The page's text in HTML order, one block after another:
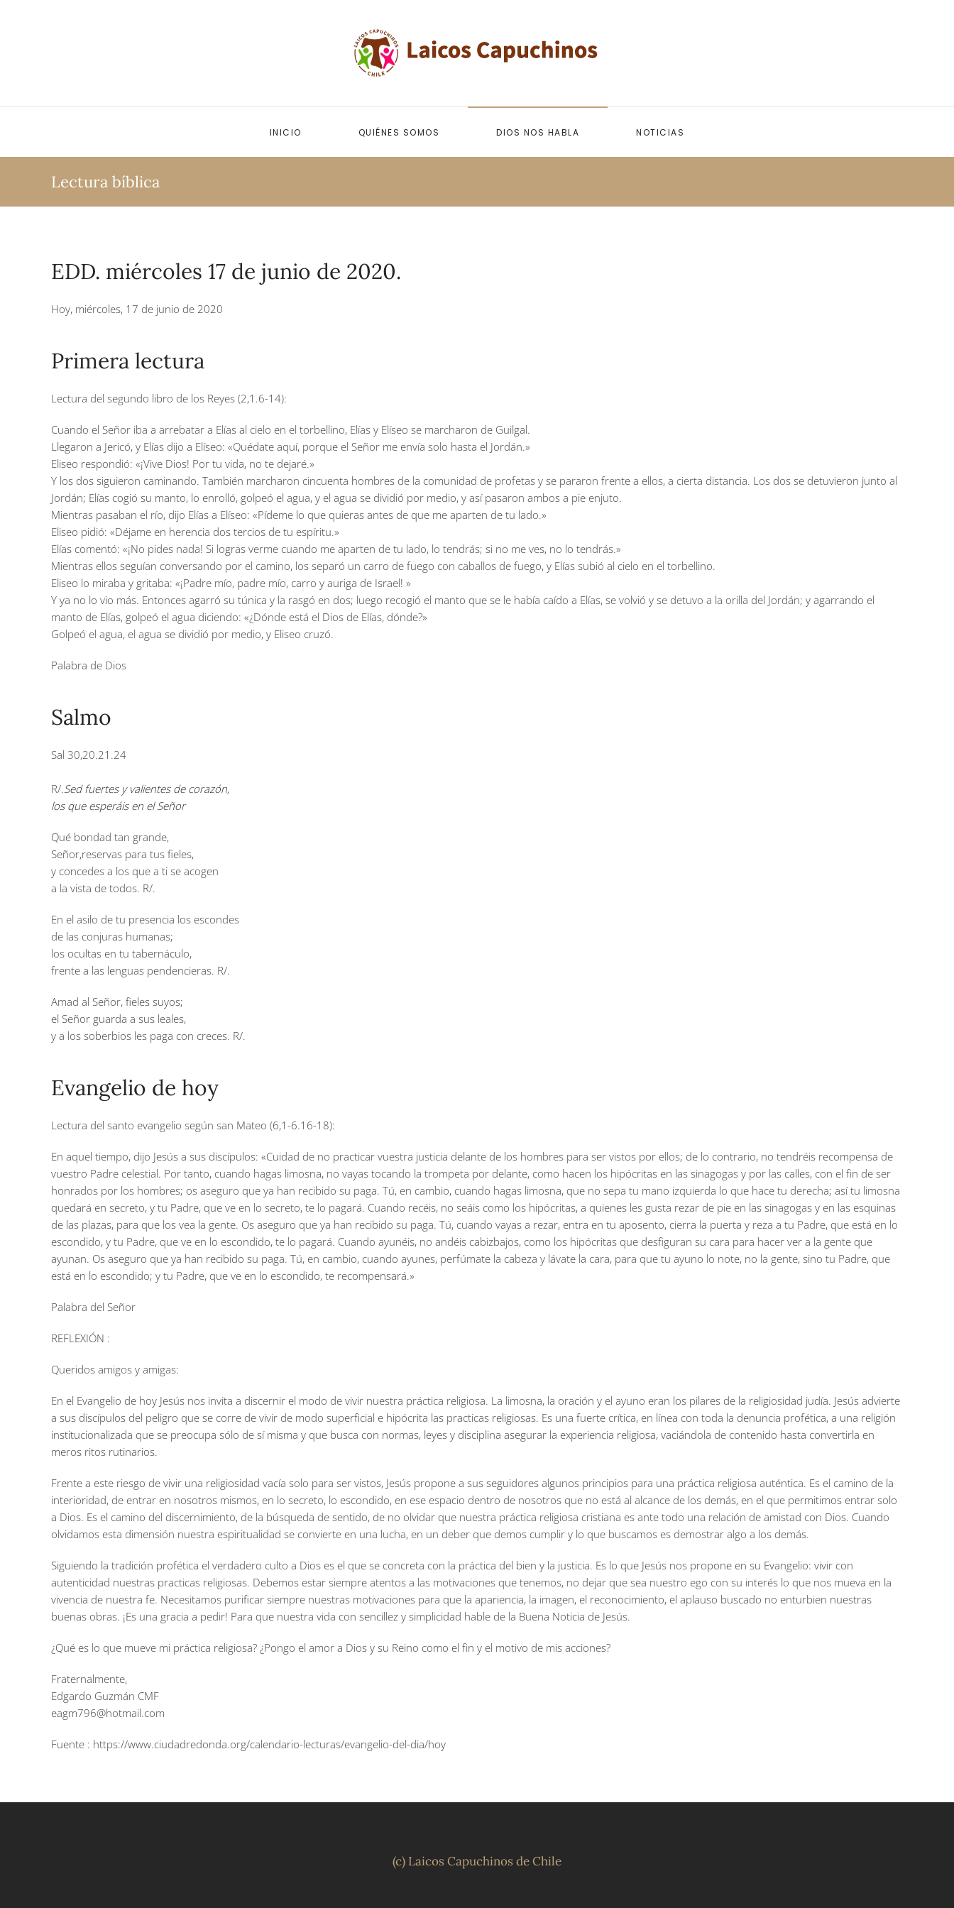
INICIO QUIÉNES SOMOS DIOS NOS HABLA NOTICIAS
Lectura bíblica
EDD. miércoles 17 de junio de 2020.
Hoy, miércoles, 17 de junio de 2020
Primera lectura
Lectura del segundo libro de los Reyes (2,1.6-14):
Cuando el Señor iba a arrebatar a Elías al cielo en el torbellino, Elías y Elíseo se marcharon de Guilgal.
Llegaron a Jericó, y Elías dijo a Elíseo: «Quédate aquí, porque el Señor me envía solo hasta el Jordán.»
Eliseo respondió: «¡Vive Dios! Por tu vida, no te dejaré.»
Y los dos siguieron caminando. También marcharon cincuenta hombres de la comunidad de profetas y se pararon frente a ellos, a cierta distancia. Los dos se detuvieron junto al
Jordán; Elías cogió su manto, lo enrolló, golpeó el agua, y el agua se dividió por medio, y así pasaron ambos a pie enjuto.
Mientras pasaban el río, dijo Elías a Elíseo: «Pídeme lo que quieras antes de que me aparten de tu lado.»
Eliseo pidió: «Déjame en herencia dos tercios de tu espíritu.»
Elías comentó: «¡No pides nada! Si logras verme cuando me aparten de tu lado, lo tendrás; si no me ves, no lo tendrás.»
Mientras ellos seguían conversando por el camino, los separó un carro de fuego con caballos de fuego, y Elías subió al cielo en el torbellino.
Eliseo lo miraba y gritaba: «¡Padre mío, padre mío, carro y auriga de Israel! »
Y ya no lo vio más. Entonces agarró su túnica y la rasgó en dos; luego recogió el manto que se le había caído a Elías, se volvió y se detuvo a la orilla del Jordán; y agarrando el
manto de Elías, golpeó el agua diciendo: «¿Dónde está el Dios de Elías, dónde?»
Golpeó el agua, el agua se dividió por medio, y Eliseo cruzó.
Palabra de Dios
Salmo
Sal 30,20.21.24
R/.Sed fuertes y valientes de corazón,
los que esperáis en el Señor
Qué bondad tan grande,
Señor,reservas para tus fieles,
y concedes a los que a ti se acogen
a la vista de todos. R/.
En el asilo de tu presencia los escondes
de las conjuras humanas;
los ocultas en tu tabernáculo,
frente a las lenguas pendencieras. R/.
Amad al Señor, fieles suyos;
el Señor guarda a sus leales,
y a los soberbios les paga con creces. R/.
Evangelio de hoy
Lectura del santo evangelio según san Mateo (6,1-6.16-18):
En aquel tiempo, dijo Jesús a sus discípulos: «Cuidad de no practicar vuestra justicia delante de los hombres para ser vistos por ellos; de lo contrario, no tendréis recompensa de
vuestro Padre celestial. Por tanto, cuando hagas limosna, no vayas tocando la trompeta por delante, como hacen los hipócritas en las sinagogas y por las calles, con el fin de ser
honrados por los hombres; os aseguro que ya han recibido su paga. Tú, en cambio, cuando hagas limosna, que no sepa tu mano izquierda lo que hace tu derecha; así tu limosna
quedará en secreto, y tu Padre, que ve en lo secreto, te lo pagará. Cuando recéis, no seáis como los hipócritas, a quienes les gusta rezar de pie en las sinagogas y en las esquinas
de las plazas, para que los vea la gente. Os aseguro que ya han recibido su paga. Tú, cuando vayas a rezar, entra en tu aposento, cierra la puerta y reza a tu Padre, que está en lo
escondido, y tu Padre, que ve en lo escondido, te lo pagará. Cuando ayunéis, no andéis cabizbajos, como los hipócritas que desfiguran su cara para hacer ver a la gente que
ayunan. Os aseguro que ya han recibido su paga. Tú, en cambio, cuando ayunes, perfúmate la cabeza y lávate la cara, para que tu ayuno lo note, no la gente, sino tu Padre, que
está en lo escondido; y tu Padre, que ve en lo escondido, te recompensará.»
Palabra del Señor
REFLEXIÓN :
Queridos amigos y amigas:
En el Evangelio de hoy Jesús nos invita a discernir el modo de vivir nuestra práctica religiosa. La limosna, la oración y el ayuno eran los pilares de la religiosidad judía. Jesús advierte
a sus discípulos del peligro que se corre de vivir de modo superficial e hipócrita las practicas religiosas. Es una fuerte crítica, en línea con toda la denuncia profética, a una religión
institucionalizada que se preocupa sólo de sí misma y que busca con normas, leyes y disciplina asegurar la experiencia religiosa, vaciándola de contenido hasta convertirla en
meros ritos rutinarios.
Frente a este riesgo de vivir una religiosidad vacía solo para ser vistos, Jesús propone a sus seguidores algunos principios para una práctica religiosa auténtica. Es el camino de la
interioridad, de entrar en nosotros mismos, en lo secreto, lo escondido, en ese espacio dentro de nosotros que no está al alcance de los demás, en el que permitimos entrar solo
a Dios. Es el camino del discernimiento, de la búsqueda de sentido, de no olvidar que nuestra práctica religiosa cristiana es ante todo una relación de amistad con Dios. Cuando
olvidamos esta dimensión nuestra espiritualidad se convierte en una lucha, en un deber que demos cumplir y lo que buscamos es demostrar algo a los demás.
Siguiendo la tradición profética el verdadero culto a Dios es el que se concreta con la práctica del bien y la justicia. Es lo que Jesús nos propone en su Evangelio: vivir con
autenticidad nuestras practicas religiosas. Debemos estar siempre atentos a las motivaciones que tenemos, no dejar que sea nuestro ego con su interés lo que nos mueva en la
vivencia de nuestra fe. Necesitamos purificar siempre nuestras motivaciones para que la apariencia, la imagen, el reconocimiento, el aplauso buscado no enturbien nuestras
buenas obras. ¡Es una gracia a pedir! Para que nuestra vida con sencillez y simplicidad hable de la Buena Noticia de Jesús.
¿Qué es lo que mueve mi práctica religiosa? ¿Pongo el amor a Dios y su Reino como el fin y el motivo de mis acciones?
Fraternalmente,
Edgardo Guzmán CMF
eagm796@hotmail.com
Fuente : https://www.ciudadredonda.org/calendario-lecturas/evangelio-del-dia/hoy
(c) Laicos Capuchinos de Chile